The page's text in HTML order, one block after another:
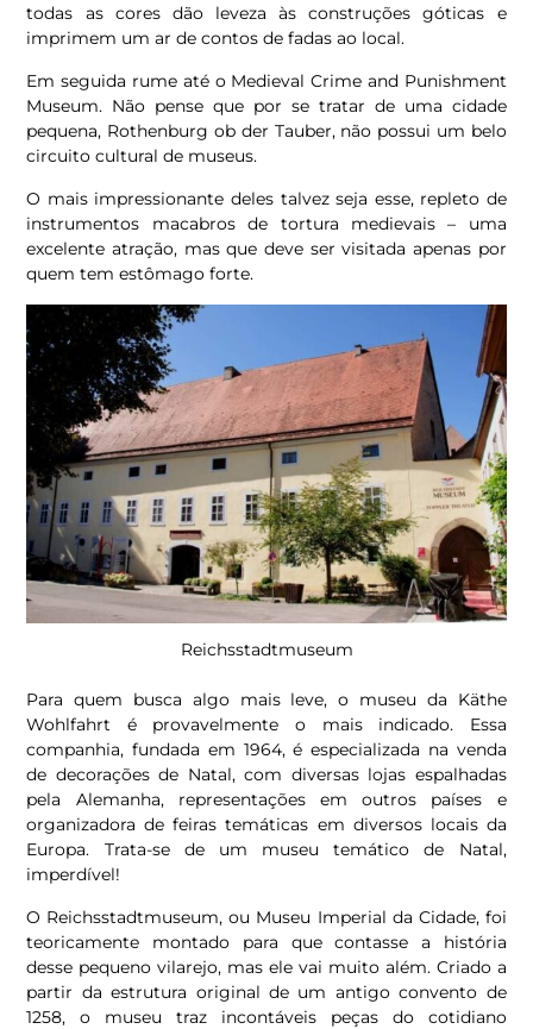
todas as cores dão leveza às construções góticas e
imprimem um ar de contos de fadas ao local.
Em seguida rume até o Medieval Crime and Punishment
Museum. Não pense que por se tratar de uma cidade
pequena, Rothenburg ob der Tauber, não possui um belo
circuito cultural de museus.
O mais impressionante deles talvez seja esse, repleto de
instrumentos macabros de tortura medievais – uma
excelente atração, mas que deve ser visitada apenas por
quem tem estômago forte.
Reichsstadtmuseum
Para quem busca algo mais leve, o museu da Käthe
Wohlfahrt é provavelmente o mais indicado. Essa
companhia, fundada em 1964, é especializada na venda
de decorações de Natal, com diversas lojas espalhadas
pela Alemanha, representações em outros países e
organizadora de feiras temáticas em diversos locais da
Europa. Trata-se de um museu temático de Natal,
imperdível!
O Reichsstadtmuseum, ou Museu Imperial da Cidade, foi
teoricamente montado para que contasse a história
desse pequeno vilarejo, mas ele vai muito além. Criado a
partir da estrutura original de um antigo convento de
1258, o museu traz incontáveis peças do cotidiano